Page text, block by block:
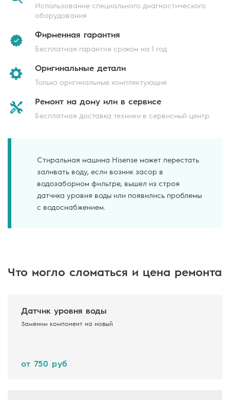
Использование специального диагностического
оборудования
Фирменная гарантия
Бесплатная гарантия сроком на 1 год
Оригинальные детали
Только оригинальные комплектующие
Ремонт на дому или в сервисе
Бесплатная доставка техники в сервисный центр
Стиральная машина Hisense может перестать
заливать воду, если возник засор в
водозаборном фильтре, вышел из строя
датчика уровня воды или появились проблемы
с водоснабжением.
Что могло сломаться и цена ремонта
Датчик уровня воды
Заменим компонент на новый
от 750 руб